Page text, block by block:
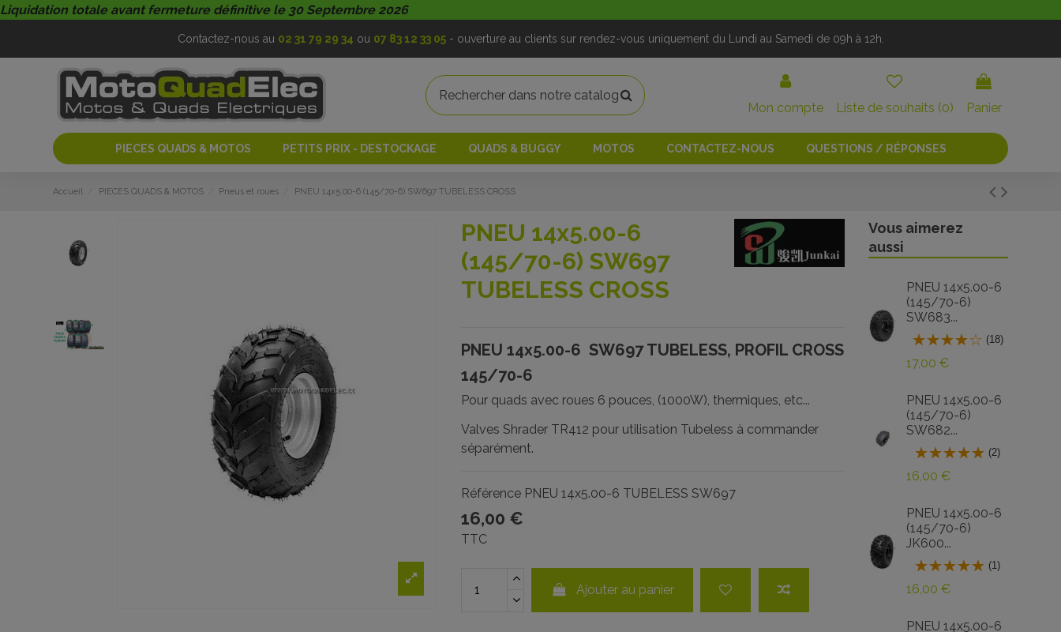
Liquidation totale avant fermeture définitive le 30 Septembre 2026
Contactez-nous au 02 31 79 29 34 ou 07 83 12 33 05- ouverture au clients sur rendez-vous uniquement du Lundi au Samedi de 09h à 12h.
Mon compte Liste de souhaits (0) Panier
PIECES QUADS & MOTOS PETITS PRIX - DESTOCKAGE QUADS & BUGGY MOTOS CONTACTEZ-NOUS QUESTIONS / RÉPONSES
Accueil PIECES QUADS & MOTOS Pneus et roues PNEU 14x5.00-6 (145/70-6) SW697 TUBELESS CROSS
PNEU 14x5.00-6
(145/70-6) SW697
TUBELESS CROSS
PNEU 14x5.00-6 SW697 TUBELESS, PROFIL CROSS
145/70-6
Pour quads avec roues 6 pouces, (1000W), thermiques, etc...
Valves Shrader TR412 pour utilisation Tubeless à commander
séparément.
Référence PNEU 14x5.00-6 TUBELESS SW697
16,00 €
TTC
Ajouter au panier
Vous aimerez
aussi
PNEU 14x5.00-6
(145/70-6)
SW683...
(18)
17,00 €
PNEU 14x5.00-6
(145/70-6)
SW682...
(2)
16,00 €
PNEU 14x5.00-6
(145/70-6)
JK600...
(1)
16,00 €
PNEU 14x5.00-6